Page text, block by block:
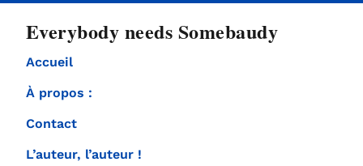
Everybody needs Somebaudy
Accueil
À propos :
Contact
L’auteur, l’auteur !